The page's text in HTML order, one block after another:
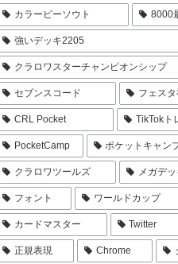
カラーピーソウト 8000
強いデッキ2205
クラロワスターチャンピオンシップ
セブンスコード フェス
CRL Pocket TikTokト
PocketCamp ポケットキャン
クラロワツールズ メガデ
フォント ワールドカップ
カードマスター Twitter
正規表現 Chrome